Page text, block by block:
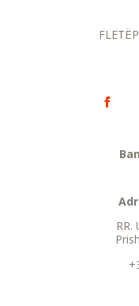
RR.